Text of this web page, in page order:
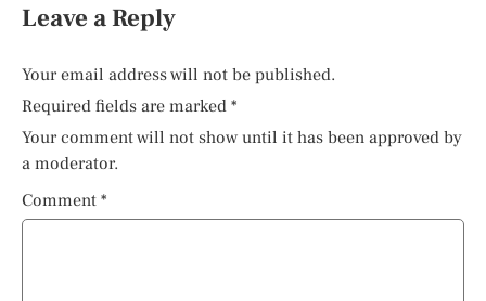
Leave a Reply
Your email address will not be published.
Required fields are marked *
Your comment will not show until it has been approved by
a moderator.
Comment *